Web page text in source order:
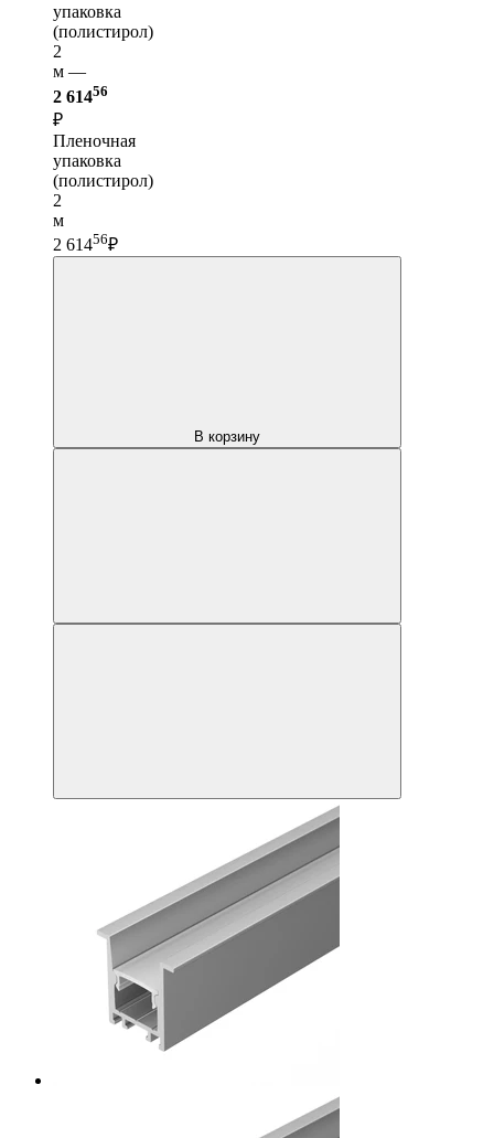
упаковка
(полистирол)
2
м —
2 61456
₽
Пленочная
упаковка
(полистирол)
2
м
2 61456₽
В корзину